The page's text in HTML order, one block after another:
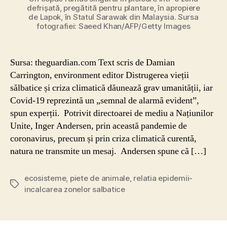
defrișată, pregătită pentru plantare, în apropiere
de Lapok, în Statul Sarawak din Malaysia. Sursa
fotografiei: Saeed Khan/AFP/Getty Images
Sursa: theguardian.com Text scris de Damian
Carrington, environment editor Distrugerea vieții
sălbatice și criza climatică dăunează grav umanității, iar
Covid-19 reprezintă un „semnal de alarmă evident”,
spun experții. Potrivit directoarei de mediu a Națiunilor
Unite, Inger Andersen, prin această pandemie de
coronavirus, precum și prin criza climatică curentă,
natura ne transmite un mesaj. Andersen spune că […]
Etichete
ecosisteme, piete de animale, relatia epidemii-
incalcarea zonelor salbatice